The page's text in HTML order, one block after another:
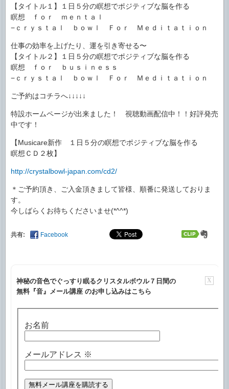
【タイトル１】１日５分の瞑想でポジティブな脳を作る
瞑想 ｆｏｒ ｍｅｎｔａｌ
−ｃｒｙｓｔａｌ ｂｏｗｌ Ｆｏｒ Ｍｅｄｉｔａｔｉ ｏｎ
仕事の効率を上げたり、運を引き寄せる〜
【タイトル２】１日５分の瞑想でポジティブな脳を作る
瞑想 ｆｏｒ ｂｕｓｉｎｅｓｓ
−ｃｒｙｓｔａｌ ｂｏｗｌ Ｆｏｒ Ｍｅｄｉｔａｔｉ ｏｎ
ご予約はコチラへ↓↓↓↓↓
特設ホームページが出来ました！ 視聴動画配信中！！好評発売
中です！
【Musicare新作 １日５分の瞑想でポジティブな脳を作る
瞑想ＣＤ２枚】
http://crystalbowl-japan.com/cd2/
＊ご予約頂き、ご入金頂きまして皆様、順番に発送してお りま
す。
今しばらくお待ちくださいませ(*^^*)
共有: Facebook
X
神秘の音色でぐっすり眠るクリスタルボウル７日間の
無料『音』メール講座 のお申し込みはこちら
お名前
メールアドレス ※